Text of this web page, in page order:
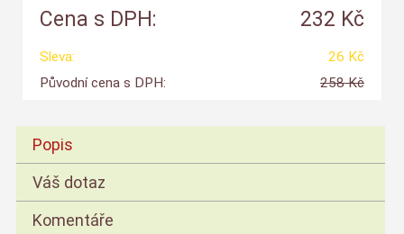
Cena s DPH: 232 Kč
Sleva:
26 Kč
Původní cena s DPH:
258 Kč
Popis
Váš dotaz
Komentáře